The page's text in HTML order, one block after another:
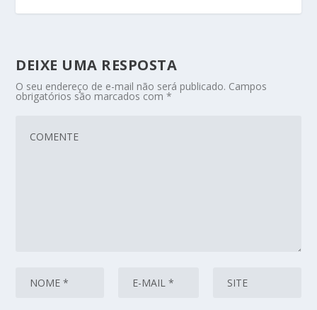
DEIXE UMA RESPOSTA
O seu endereço de e-mail não será publicado. Campos
obrigatórios são marcados com*